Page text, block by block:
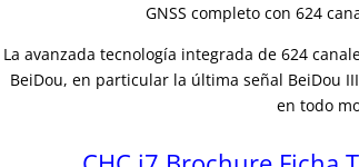
GNSS completo con 624
La avanzada tecnología integrada de 624
BeiDou, en particular la última señal BeiDou
en todo